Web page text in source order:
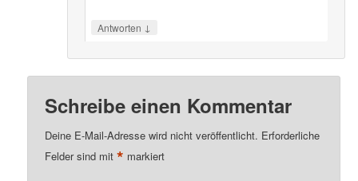
Antworten ↓
Schreibe einen Kommentar
Deine E-Mail-Adresse wird nicht veröffentlicht. Erforderliche
Felder sind mit* markiert